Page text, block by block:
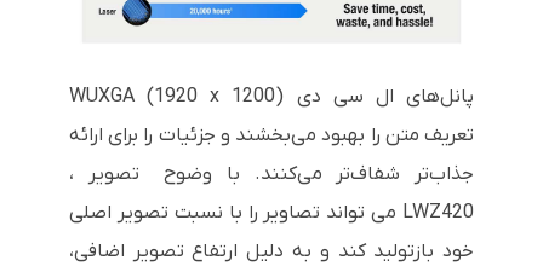
پانل‌های ال سی دی WUXGA (1920 x 1200)
تعریف متن را بهبود می‌بخشند و جزئیات را برای ارائه
جذاب‌تر شفاف‌تر می‌کنند. با وضوح تصویر ،
LWZ420 می تواند تصاویر را با نسبت تصویر اصلی
خود بازتولید کند و به دلیل ارتفاع تصویر اضافی،